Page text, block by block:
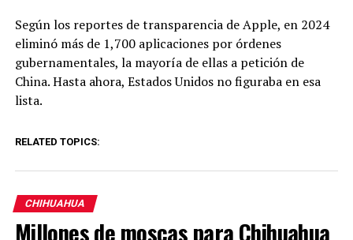
Según los reportes de transparencia de Apple, en 2024
eliminó más de 1,700 aplicaciones por órdenes
gubernamentales, la mayoría de ellas a petición de
China. Hasta ahora, Estados Unidos no figuraba en esa
lista.
RELATED TOPICS:
CHIHUAHUA
Millones de moscas para Chihuahua